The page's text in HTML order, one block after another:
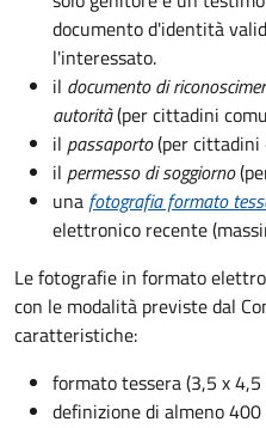
documento d'identità
l'interessato.
il documento di
autorità(per cittadini
il passaporto(per
il permesso di soggiorno
una fotografia formato
elettronico recente
Le fotografie in formato
con le modalità previste dal
caratteristiche:
formato tessera (3,5 x 4,5
definizione di almeno 400